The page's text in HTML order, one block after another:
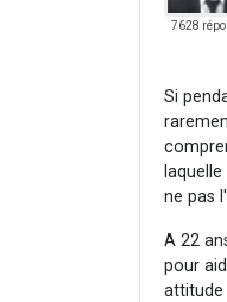
7628
Si
ne pas
A 22
pour
attitude